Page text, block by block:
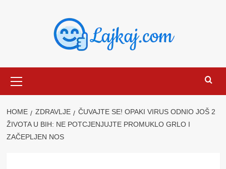
Menu
HOME ZDRAVLJE
ČUVAJTE SE! OPAKI VIRUS ODNIO JOŠ 2
ŽIVOTA U BIH: NE POTCJENJUJTE PROMUKLO GRLO I
ZAČEPLJEN NOS